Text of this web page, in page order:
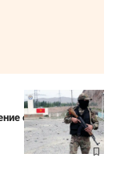
о госгранице